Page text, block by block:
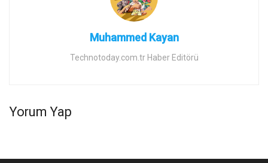
Muhammed Kayan
Technotoday.com.tr Haber Editörü
Yorum Yap